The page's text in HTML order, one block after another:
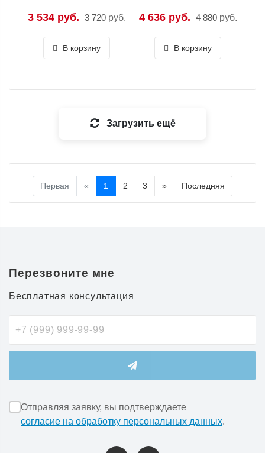
3 534 руб. 3 720 руб.
В корзину
4 636 руб. 4 880 руб.
В корзину
Загрузить ещё
Первая « 1 2 3 » Последняя
Перезвоните мне
Бесплатная консультация
Отправляя заявку, вы подтверждаете
согласие на обработку персональных данных.